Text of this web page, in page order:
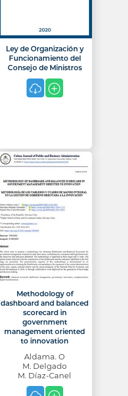
Ley de Organización y
Funcionamiento del
Consejo de Ministros
Methodology of
dashboard and balanced
scorecard in
government
management oriented
to innovation
Aldama. O
M. Delgado
M. Díaz-Canel